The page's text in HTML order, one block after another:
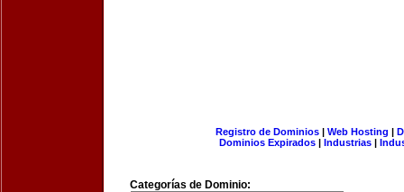
Registro de Dominios| Web Hosting |
Dominios Expirados | Industrias |
Categorías de Dominio: